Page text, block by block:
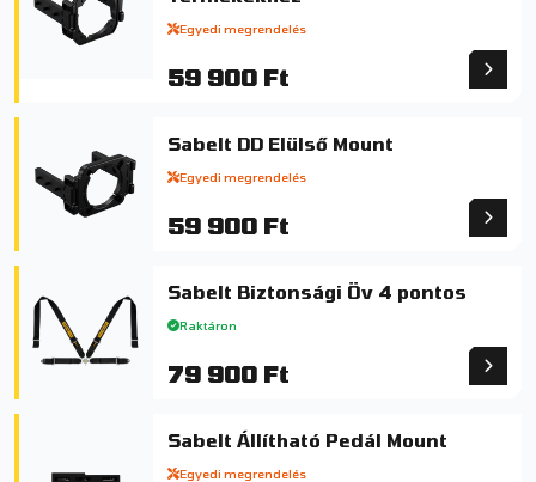
Egyedi megrendelés
59 900 Ft
Sabelt DD Elülső Mount
Egyedi megrendelés
59 900 Ft
Sabelt Biztonsági Öv 4 pontos
Raktáron
79 900 Ft
Sabelt Állítható Pedál Mount
Egyedi megrendelés